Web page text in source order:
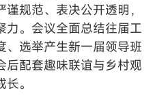
规范、表决公开透明，
力。会议全面总结往届工
、选举产生新一届领导班
后配套趣味联谊与乡村观
。